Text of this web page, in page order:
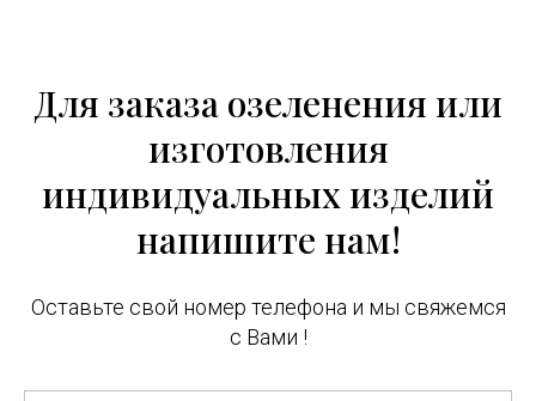
Для заказа озеленения или
изготовления
индивидуальных изделий
напишите нам!
Оставьте свой номер телефона и мы свяжемся
с Вами !